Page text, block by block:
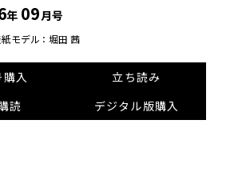
年 09月号
モデル：堀田 茜
入
立ち読み
読
デジタル版購入